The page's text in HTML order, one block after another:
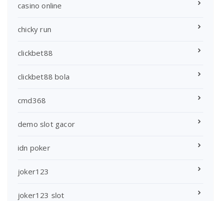
casino online
chicky run
clickbet88
clickbet88 bola
cmd368
demo slot gacor
idn poker
joker123
joker123 slot